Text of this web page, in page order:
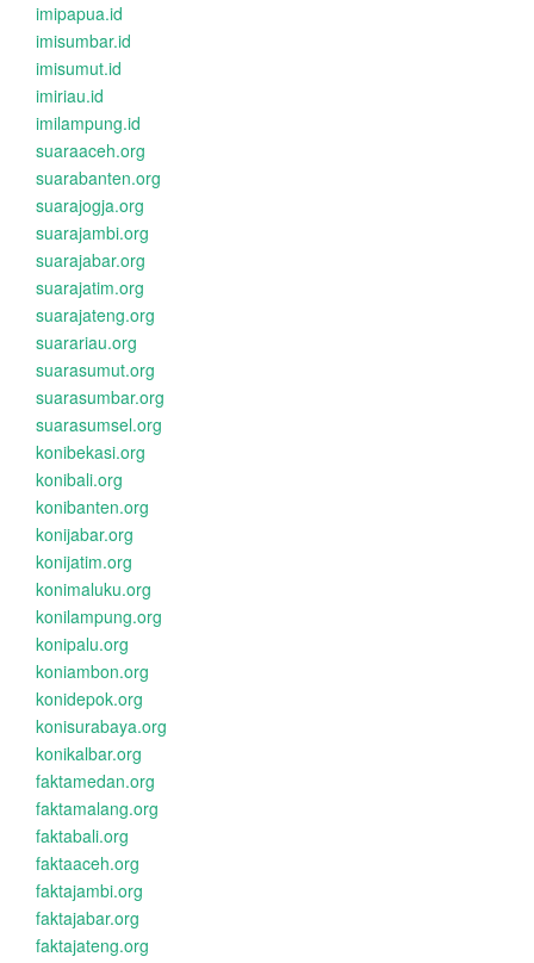
imipapua.id
imisumbar.id
imisumut.id
imiriau.id
imilampung.id
suaraaceh.org
suarabanten.org
suarajogja.org
suarajambi.org
suarajabar.org
suarajatim.org
suarajateng.org
suarariau.org
suarasumut.org
suarasumbar.org
suarasumsel.org
konibekasi.org
konibali.org
konibanten.org
konijabar.org
konijatim.org
konimaluku.org
konilampung.org
konipalu.org
koniambon.org
konidepok.org
konisurabaya.org
konikalbar.org
faktamedan.org
faktamalang.org
faktabali.org
faktaaceh.org
faktajambi.org
faktajabar.org
faktajateng.org